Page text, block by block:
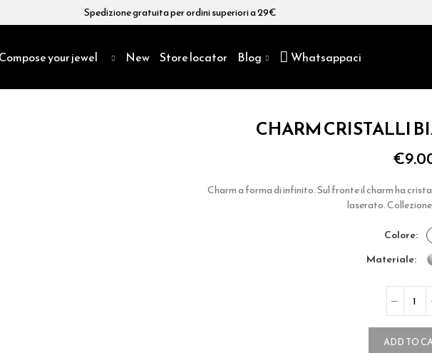
Spedizione gratuita per ordini superiori a 29€
Compose your jewel New Store locator Blog Whatsappaci
CHARM CRISTALLI
Charm a forma di infinito. Sul fronte il charm ha
laserato.
colore
materiale
ADD TO